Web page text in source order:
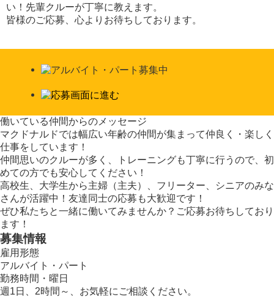
い！先輩クルーが丁寧に教えます。
皆様のご応募、心よりお待ちしております。
働いている仲間からのメッセージ
マクドナルドでは幅広い年齢の仲間が集まって仲良く・楽しく
仕事をしています！
仲間思いのクルーが多く、トレーニングも丁寧に行うので、初
めての方でも安心してください！
高校生、大学生から主婦（主夫）、フリーター、シニアのみな
さんが活躍中！友達同士の応募も大歓迎です！
ぜひ私たちと一緒に働いてみませんか？ご応募お待ちしており
ます！
募集情報
雇用形態
アルバイト・パート
勤務時間・曜日
週1日、2時間～、お気軽にご相談ください。